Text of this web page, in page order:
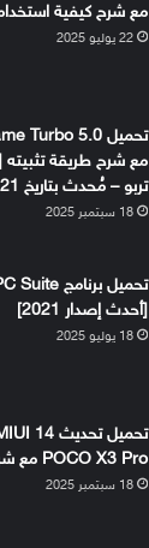
مع شرح كيفية
22 يوليو 2025
مع شرح طريقة تثبيته
تربو – مُحدث بتاريخ 21 نوفمبر 2023]
18 سبتمبر 2025
[أحدث إصدار 2021]
18 يوليو 2025
POCO X3 Pro مع شرح التثبيت
18 سبتمبر 2025